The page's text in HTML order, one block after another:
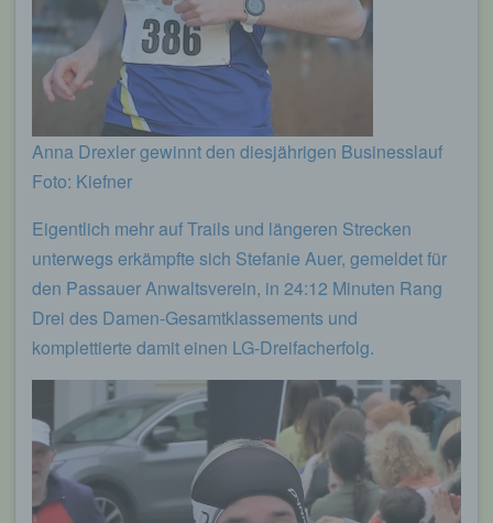
Anna Drexler gewinnt den diesjährigen Businesslauf
Foto: Kiefner
Eigentlich mehr auf Trails und längeren Strecken
unterwegs erkämpfte sich Stefanie Auer, gemeldet für
den Passauer Anwaltsverein, in 24:12 Minuten Rang
Drei des Damen-Gesamtklassements und
komplettierte damit einen LG-Dreifacherfolg.